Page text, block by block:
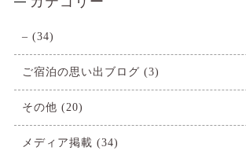
– (34)
ご宿泊の思い出ブログ (3)
その他 (20)
メディア掲載 (34)